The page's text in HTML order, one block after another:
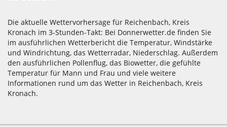
Die aktuelle Wettervorhersage für Reichenbach, Kreis
Kronach im 3-Stunden-Takt: Bei Donnerwetter.de finden Sie
im ausführlichen Wetterbericht die Temperatur, Windstärke
und Windrichtung, das Wetterradar, Niederschlag. Außerdem
den ausführlichen Pollenflug, das Biowetter, die gefühlte
Temperatur für Mann und Frau und viele weitere
Informationen rund um das Wetter in Reichenbach, Kreis
Kronach.